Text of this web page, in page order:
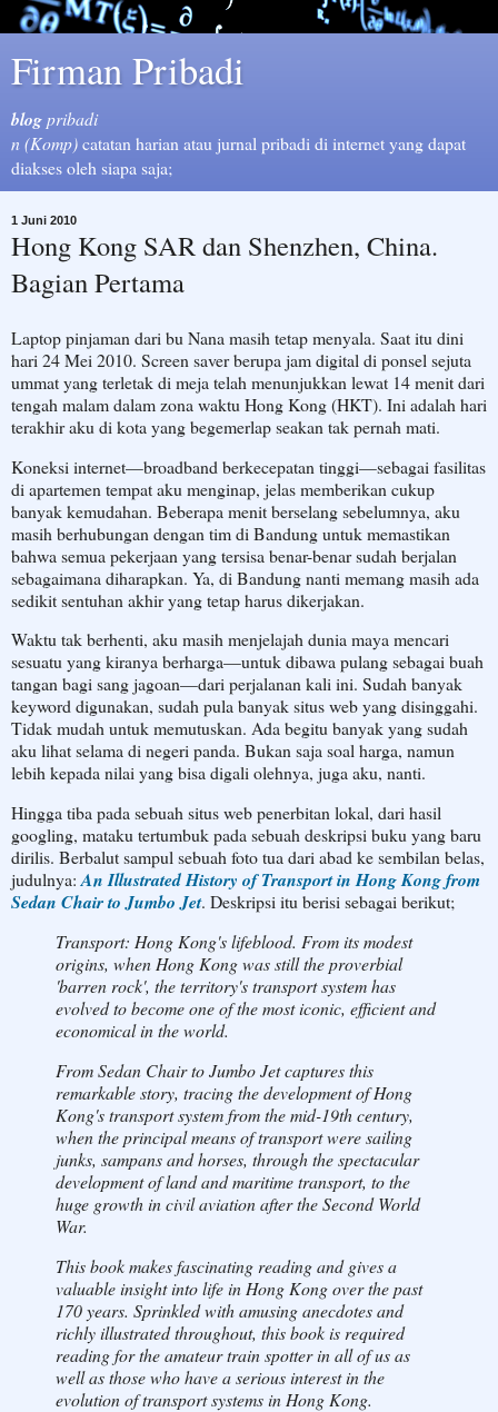
Firman Pribadi
blogpribadi
n (Komp)catatan harian atau jurnal pribadi di internet yang dapat
diakses oleh siapa saja;
1 Juni 2010
Hong Kong SAR dan Shenzhen, China.
Bagian Pertama
Laptop pinjaman dari bu Nana masih tetap menyala. Saat itu dini
hari 24 Mei 2010. Screen saver berupa jam digital di ponsel sejuta
ummat yang terletak di meja telah menunjukkan lewat 14 menit dari
tengah malam dalam zona waktu Hong Kong (HKT). Ini adalah hari
terakhir aku di kota yang begemerlap seakan tak pernah mati.
Koneksi internet—broadband berkecepatan tinggi—sebagai fasilitas
di apartemen tempat aku menginap, jelas memberikan cukup
banyak kemudahan. Beberapa menit berselang sebelumnya, aku
masih berhubungan dengan tim di Bandung untuk memastikan
bahwa semua pekerjaan yang tersisa benar-benar sudah berjalan
sebagaimana diharapkan. Ya, di Bandung nanti memang masih ada
sedikit sentuhan akhir yang tetap harus dikerjakan.
Waktu tak berhenti, aku masih menjelajah dunia maya mencari
sesuatu yang kiranya berharga—untuk dibawa pulang sebagai buah
tangan bagi sang jagoan—dari perjalanan kali ini. Sudah banyak
keyword digunakan, sudah pula banyak situs web yang disinggahi.
Tidak mudah untuk memutuskan. Ada begitu banyak yang sudah
aku lihat selama di negeri panda. Bukan saja soal harga, namun
lebih kepada nilai yang bisa digali olehnya, juga aku, nanti.
Hingga tiba pada sebuah situs web penerbitan lokal, dari hasil
googling, mataku tertumbuk pada sebuah deskripsi buku yang baru
dirilis. Berbalut sampul sebuah foto tua dari abad ke sembilan belas,
judulnya:An Illustrated History of Transport in Hong Kong from
Sedan Chair to Jumbo Jet. Deskripsi itu berisi sebagai berikut;
Transport: Hong Kong's lifeblood. From its modest
origins, when Hong Kong was still the proverbial
'barren rock', the territory's transport system has
evolved to become one of the most iconic, efficient and
economical in the world.
From Sedan Chair to Jumbo Jet captures this
remarkable story, tracing the development of Hong
Kong's transport system from the mid-19th century,
when the principal means of transport were sailing
junks, sampans and horses, through the spectacular
development of land and maritime transport, to the
huge growth in civil aviation after the Second World
War.
This book makes fascinating reading and gives a
valuable insight into life in Hong Kong over the past
170 years. Sprinkled with amusing anecdotes and
richly illustrated throughout, this book is required
reading for the amateur train spotter in all of us as
well as those who have a serious interest in the
evolution of transport systems in Hong Kong.